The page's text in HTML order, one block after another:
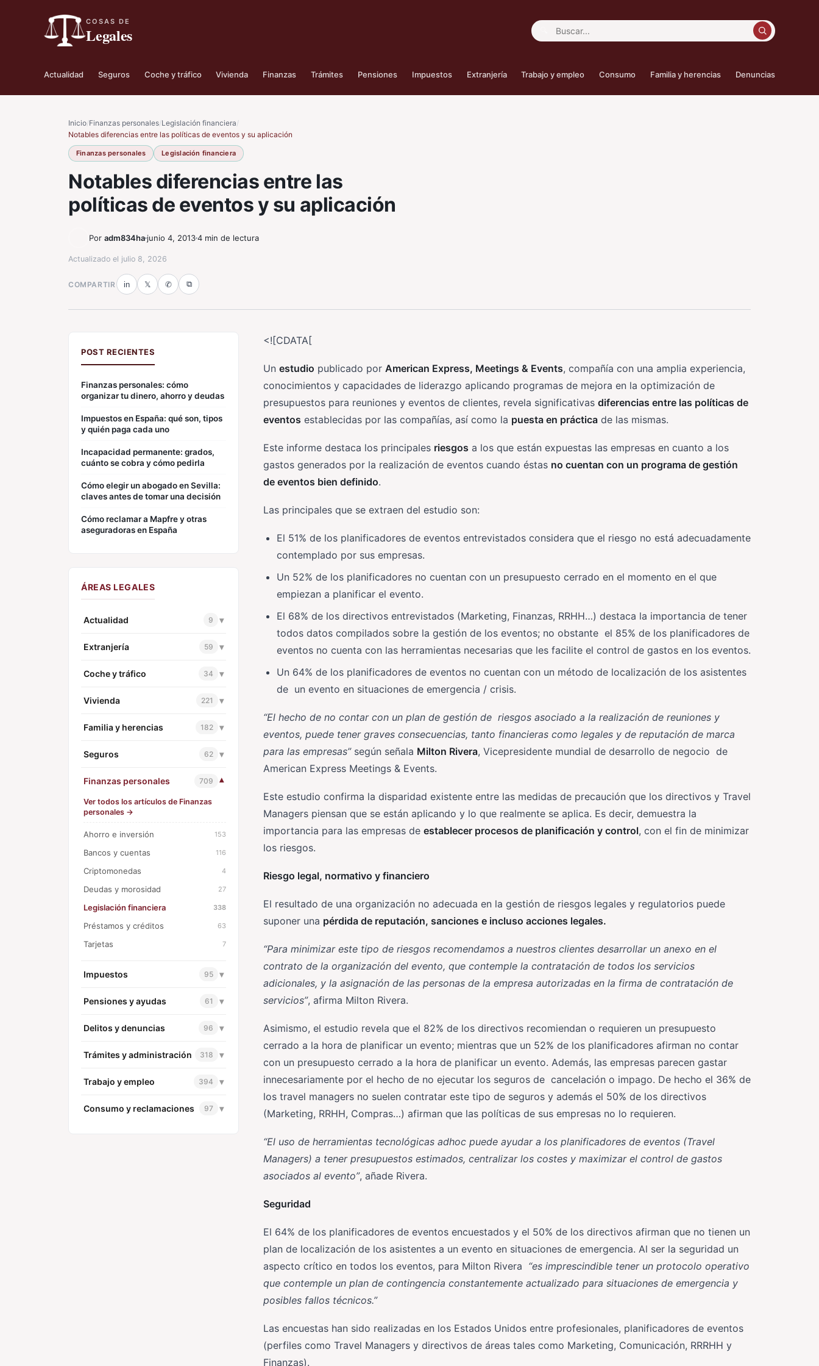
COSAS DE
Legales Buscar:
Actualidad Seguros Coche y tráfico Vivienda Finanzas Trámites Pensiones Impuestos Extranjería Trabajo y empleo Consumo Familia y herencias Denuncias
Inicio/Finanzas personales/Legislación financiera/
Notables diferencias entre las políticas de eventos y su aplicación
Finanzas personales Legislación financiera
Notables diferencias entre las
políticas de eventos y su aplicación
Por adm834ha junio 4, 20134 min de lectura
Actualizado el julio 8, 2026
COMPARTIR in 𝕏 ✆ ⧉
POST RECIENTES
Finanzas personales: cómo
organizar tu dinero, ahorro y deudas
Impuestos en España: qué son, tipos
y quién paga cada uno
Incapacidad permanente: grados,
cuánto se cobra y cómo pedirla
Cómo elegir un abogado en Sevilla:
claves antes de tomar una decisión
Cómo reclamar a Mapfre y otras
aseguradoras en España
ÁREAS LEGALES
Actualidad 9 ▾
Extranjería 59 ▾
Coche y tráfico 34 ▾
Vivienda 221 ▾
Familia y herencias 182 ▾
Seguros 62 ▾
Finanzas personales 709 ▾
Ver todos los artículos de Finanzas
personales →
Ahorro e inversión 153
Bancos y cuentas 116
Criptomonedas 4
Deudas y morosidad 27
Legislación financiera 338
Préstamos y créditos 63
Tarjetas 7
Impuestos 95 ▾
Pensiones y ayudas 61 ▾
Delitos y denuncias 96 ▾
Trámites y administración 318 ▾
Trabajo y empleo 394 ▾
Consumo y reclamaciones 97 ▾
<![CDATA[
Un estudio publicado por American Express, Meetings & Events, compañía con una amplia experiencia,
conocimientos y capacidades de liderazgo aplicando programas de mejora en la optimización de
presupuestos para reuniones y eventos de clientes, revela significativas diferencias entre las políticas de
eventos establecidas por las compañías, así como la puesta en práctica de las mismas.
Este informe destaca los principales riesgos a los que están expuestas las empresas en cuanto a los
gastos generados por la realización de eventos cuando éstas no cuentan con un programa de gestión
de eventos bien definido.
Las principales que se extraen del estudio son:
El 51% de los planificadores de eventos entrevistados considera que el riesgo no está adecuadamente
contemplado por sus empresas.
Un 52% de los planificadores no cuentan con un presupuesto cerrado en el momento en el que
empiezan a planificar el evento.
El 68% de los directivos entrevistados (Marketing, Finanzas, RRHH…) destaca la importancia de tener
todos datos compilados sobre la gestión de los eventos; no obstante el 85% de los planificadores de
eventos no cuenta con las herramientas necesarias que les facilite el control de gastos en los eventos.
Un 64% de los planificadores de eventos no cuentan con un método de localización de los asistentes
de un evento en situaciones de emergencia / crisis.
“El hecho de no contar con un plan de gestión de riesgos asociado a la realización de reuniones y
eventos, puede tener graves consecuencias, tanto financieras como legales y de reputación de marca
para las empresas”según señala Milton Rivera, Vicepresidente mundial de desarrollo de negocio de
American Express Meetings & Events.
Este estudio confirma la disparidad existente entre las medidas de precaución que los directivos y Travel
Managers piensan que se están aplicando y lo que realmente se aplica. Es decir, demuestra la
importancia para las empresas de establecer procesos de planificación y control, con el fin de minimizar
los riesgos.
Riesgo legal, normativo y financiero
El resultado de una organización no adecuada en la gestión de riesgos legales y regulatorios puede
suponer una pérdida de reputación, sanciones e incluso acciones legales.
“Para minimizar este tipo de riesgos recomendamos a nuestros clientes desarrollar un anexo en el
contrato de la organización del evento, que contemple la contratación de todos los servicios
adicionales, y la asignación de las personas de la empresa autorizadas en la firma de contratación de
servicios”, afirma Milton Rivera.
Asimismo, el estudio revela que el 82% de los directivos recomiendan o requieren un presupuesto
cerrado a la hora de planificar un evento; mientras que un 52% de los planificadores afirman no contar
con un presupuesto cerrado a la hora de planificar un evento. Además, las empresas parecen gastar
innecesariamente por el hecho de no ejecutar los seguros de cancelación o impago. De hecho el 36% de
los travel managers no suelen contratar este tipo de seguros y además el 50% de los directivos
(Marketing, RRHH, Compras…) afirman que las políticas de sus empresas no lo requieren.
“El uso de herramientas tecnológicas adhoc puede ayudar a los planificadores de eventos (Travel
Managers) a tener presupuestos estimados, centralizar los costes y maximizar el control de gastos
asociados al evento”, añade Rivera.
Seguridad
El 64% de los planificadores de eventos encuestados y el 50% de los directivos afirman que no tienen un
plan de localización de los asistentes a un evento en situaciones de emergencia. Al ser la seguridad un
aspecto crítico en todos los eventos, para Milton Rivera “es imprescindible tener un protocolo operativo
que contemple un plan de contingencia constantemente actualizado para situaciones de emergencia y
posibles fallos técnicos.”
Las encuestas han sido realizadas en los Estados Unidos entre profesionales, planificadores de eventos
(perfiles como Travel Managers y directivos de áreas tales como Marketing, Comunicación, RRRHH y
Finanzas).